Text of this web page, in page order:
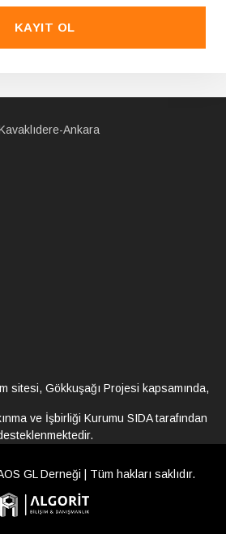
KAYIT OL
Ankara
sitesi, Gökkuşağı Projesi kapsamında,
ve İşbirliği Kurumu SIDA tarafından
GL Derneği | Tüm hakları saklıdır.